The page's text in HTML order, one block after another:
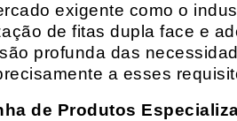
exigente como o
de fitas dupla face e
profunda das
a esses
de Produtos